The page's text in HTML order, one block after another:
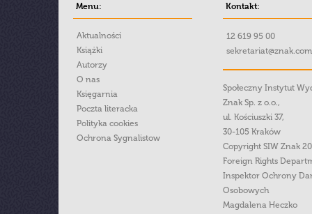
Menu:
Aktualności
Książki
Autorzy
O nas
Księgarnia
Poczta literacka
Polityka cookies
Ochrona Sygnalistow
Kontakt:
12 619 95 00
Społeczny Instytut
Znak Sp. z o.o.,
ul. Kościuszki 37,
30-105 Kraków
Copyright SIW Znak
Foreign Rights
Inspektor Ochrony
Osobowych
Magdalena Heczko